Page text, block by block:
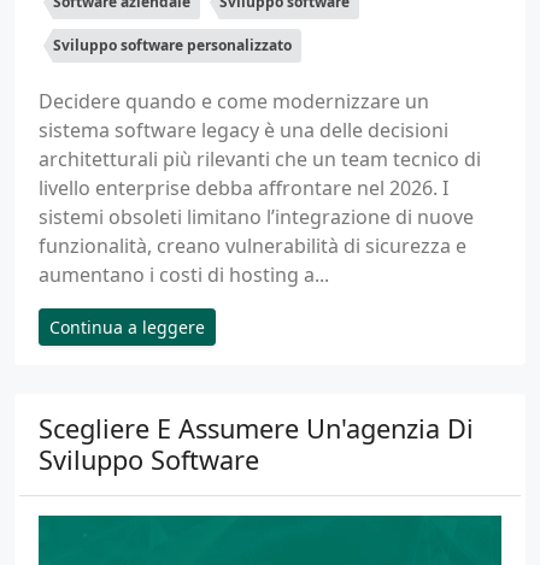
Sviluppo software personalizzato
Decidere quando e come modernizzare un
sistema software legacy è una delle decisioni
architetturali più rilevanti che un team tecnico di
livello enterprise debba affrontare nel 2026. I
sistemi obsoleti limitano l’integrazione di nuove
funzionalità, creano vulnerabilità di sicurezza e
aumentano i costi di hosting a...
Continua a leggere
Scegliere E Assumere Un'agenzia Di
Sviluppo Software